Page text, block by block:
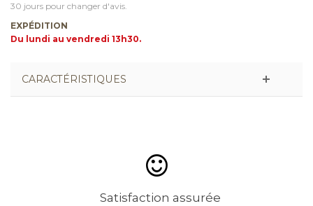
30 jours pour changer d'avis.
EXPÉDITION
Du lundi au vendredi 13h30.
CARACTÉRISTIQUES
Satisfaction assurée